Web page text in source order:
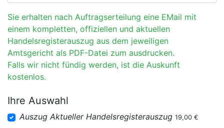
Sie erhalten nach Auftragserteilung eine EMail mit
einem kompletten, offiziellen und aktuellen
Handelsregisterauszug aus dem jeweiligen
Amtsgericht als PDF-Datei zum ausdrucken.
Falls wir nicht fündig werden, ist die Auskunft
kostenlos.
Ihre Auswahl
Auszug Aktueller Handelsregisterauszug 19,00 €